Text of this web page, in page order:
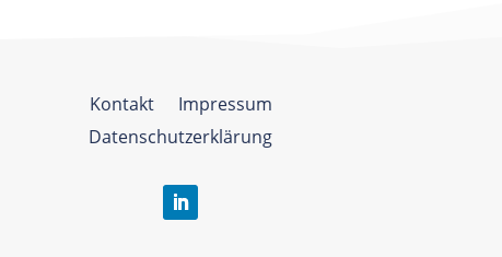
Kontakt
Impressum
Datenschutzerklärung